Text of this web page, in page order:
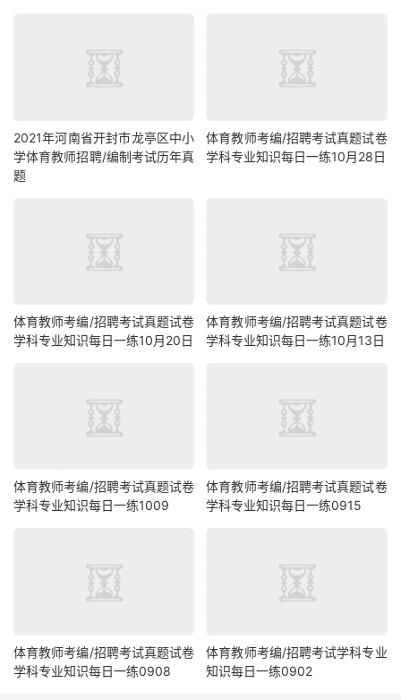
2021年河南省开封市龙亭区中小
学体育教师招聘/编制考试历年真
题
体育教师考编/招聘考试真题试卷
学科专业知识每日一练10月28日
体育教师考编/招聘考试真题试卷
学科专业知识每日一练10月20日
体育教师考编/招聘考试真题试卷
学科专业知识每日一练10月13日
体育教师考编/招聘考试真题试卷
学科专业知识每日一练1009
体育教师考编/招聘考试真题试卷
学科专业知识每日一练0915
体育教师考编/招聘考试真题试卷
学科专业知识每日一练0908
体育教师考编/招聘考试学科专业
知识每日一练0902